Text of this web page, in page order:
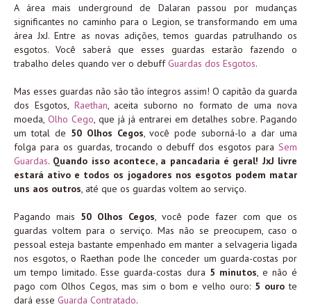
A área mais underground de Dalaran passou por mudanças
significantes no caminho para o Legion, se transformando em uma
área JxJ. Entre as novas adições, temos guardas patrulhando os
esgotos. Você saberá que esses guardas estarão fazendo o
trabalho deles quando ver o debuffGuardas dos Esgotos.
Mas esses guardas não são tão íntegros assim! O capitão da guarda
dos Esgotos, Raethan, aceita suborno no formato de uma nova
moeda, Olho Cego, que já já entrarei em detalhes sobre. Pagando
um total de 50 Olhos Cegos, você pode suborná-lo a dar uma
folga para os guardas, trocando o debuff dos esgotos para Sem
Guardas. Quando isso acontece, a pancadaria é geral! JxJ livre
estará ativo e todos os jogadores nos esgotos podem matar
uns aos outros, até que os guardas voltem ao serviço.
Pagando mais 50 Olhos Cegos, você pode fazer com que os
guardas voltem para o serviço. Mas não se preocupem, caso o
pessoal esteja bastante empenhado em manter a selvageria ligada
nos esgotos, o Raethan pode lhe conceder um guarda-costas por
um tempo limitado. Esse guarda-costas dura 5 minutos, e não é
pago com Olhos Cegos, mas sim o bom e velho ouro: 5 ouro te
dará esse Guarda Contratado.